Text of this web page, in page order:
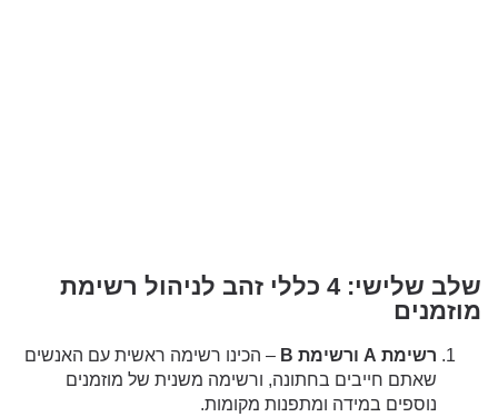
שלב שלישי: 4 כללי זהב לניהול רשימת
מוזמנים
רשימת A ורשימת B
– הכינו רשימה ראשית עם האנשים
שאתם חייבים בחתונה, ורשימה משנית של מוזמנים
נוספים במידה ומתפנות מקומות.